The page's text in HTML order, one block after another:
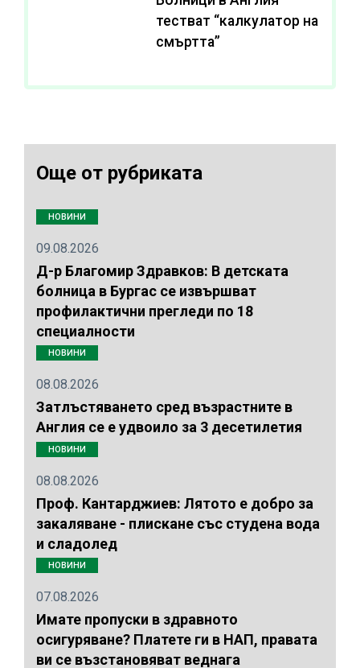
тестват “калкулатор на
смъртта”
Още от рубриката
НОВИНИ
09.08.2026
Д-р Благомир Здравков: В детската
болница в Бургас се извършват
профилактични прегледи по 18
специалности
НОВИНИ
08.08.2026
Затлъстяването сред възрастните в
Англия се е удвоило за 3 десетилетия
НОВИНИ
08.08.2026
Проф. Кантарджиев: Лятото е добро за
закаляване - плискане със студена вода
и сладолед
НОВИНИ
07.08.2026
Имате пропуски в здравното
осигуряване? Платете ги в НАП, правата
ви се възстановяват веднага